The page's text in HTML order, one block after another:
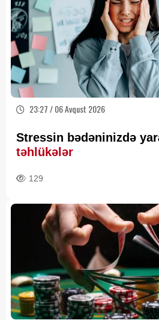
23:27 / 06 Avqust 2026
Stressin bədəninizdə
təhlükələr
129